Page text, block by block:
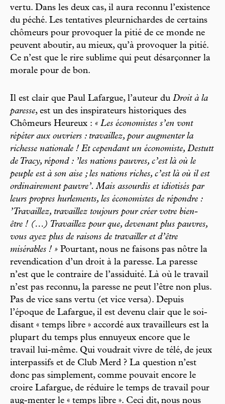
vertu. Dans les deux cas, il aura reconnu l’existence
du péché. Les tentatives pleurnichardes de certains
chômeurs pour provoquer la pitié de ce monde ne
peuvent aboutir, au mieux, qu’à provoquer la pitié.
Ce n’est que le rire sublime qui peut désarçonner la
morale pour de bon.
Il est clair que Paul Lafargue, l’auteur du Droit à la
paresse, est un des inspirateurs historiques des
Chômeurs Heureux : « Les économistes s’en vont
répéter aux ouvriers : travaillez, pour augmenter la
richesse nationale ! Et cependant un économiste, Destutt
de Tracy, répond : ’les nations pauvres, c’est là où le
peuple est à son aise ; les nations riches, c’est là où il est
ordinairement pauvre’. Mais assourdis et idiotisés par
leurs propres hurlements, les économistes de répondre :
’Travaillez, travaillez toujours pour créer votre bien-
être ! (…) Travaillez pour que, devenant plus pauvres,
vous ayez plus de raisons de travailler et d’être
misérables ! » Pourtant, nous ne faisons pas nôtre la
revendication d’un droit à la paresse. La paresse
n’est que le contraire de l’assiduité. Là où le travail
n’est pas reconnu, la paresse ne peut l’être non plus.
Pas de vice sans vertu (et vice versa). Depuis
l’époque de Lafargue, il est devenu clair que le soi-
disant « temps libre » accordé aux travailleurs est la
plupart du temps plus ennuyeux encore que le
travail lui-même. Qui voudrait vivre de télé, de jeux
interpassifs et de Club Merd ? La question n’est
donc pas simplement, comme pouvait encore le
croire Lafargue, de réduire le temps de travail pour
aug-menter le « temps libre ». Ceci dit, nous nous